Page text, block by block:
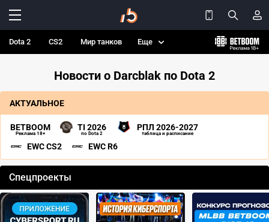
Dota 2 CS2 Мир танков Еще
Новости о Darcblak по Dota 2
АКТУАЛЬНОЕ
BETBOOM
Реклама 18+
TI 2026
по Dota 2
РПЛ 2026-2027
таблица и расписание
EWC CS2 EWC R6
Спецпроекты